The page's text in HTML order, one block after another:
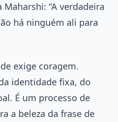
“A verdadeira
há ninguém ali para
exige coragem.
identidade fixa, do
É um processo de
a beleza da frase de